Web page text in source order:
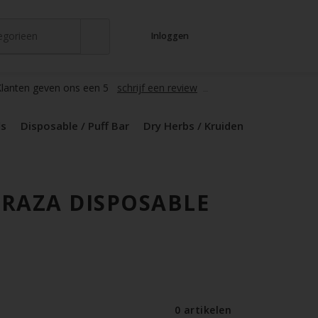
Inloggen
geven ons een 5 schrijf een review
Disposable / Puff Bar Dry Herbs / Kruiden
DISPOSABLE
0 artikelen